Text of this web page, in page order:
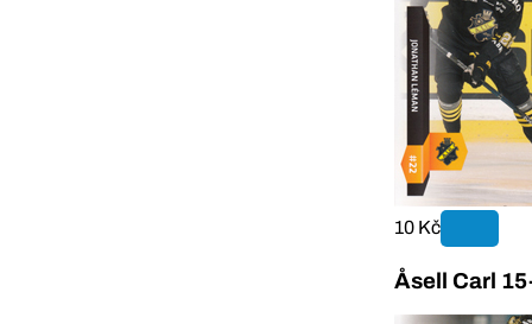
10 Kč
Åsell Carl